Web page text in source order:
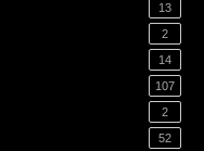
13
2
14
107
2
52